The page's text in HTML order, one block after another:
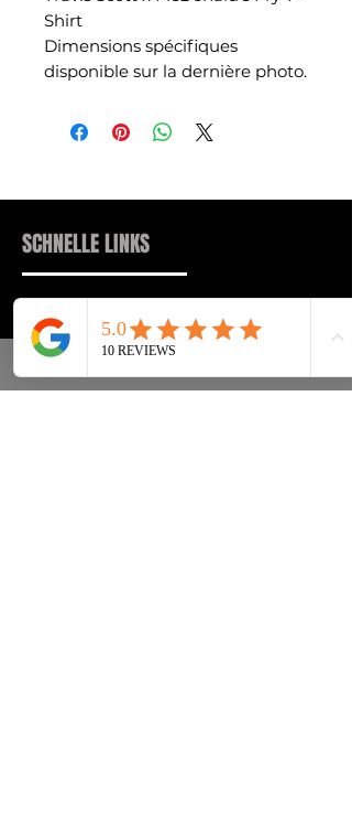
Shirt
Dimensions spécifiques
disponible sur la dernière photo.
SCHNELLE LINKS
Sneakers
Streetwear
Zubehör
FAQs
Lieferung & Rücksendung
Datenschutz